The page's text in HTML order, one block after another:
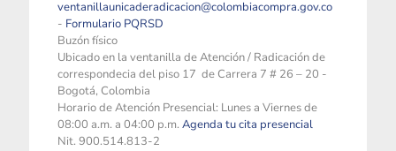
ventanillaunicaderadicacion@colombiacompra.gov.co
- Formulario PQRSD
Buzón físico
Ubicado en la ventanilla de Atención / Radicación de
correspondecia del piso 17 de Carrera 7 # 26 – 20 -
Bogotá, Colombia
Horario de Atención Presencial: Lunes a Viernes de
08:00 a.m. a 04:00 p.m. Agenda tu cita presencial
Nit. 900.514.813-2